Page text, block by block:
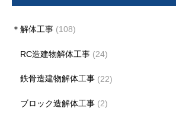
＊解体工事 (108)
RC造建物解体工事 (24)
鉄骨造建物解体工事 (22)
ブロック造解体工事 (2)